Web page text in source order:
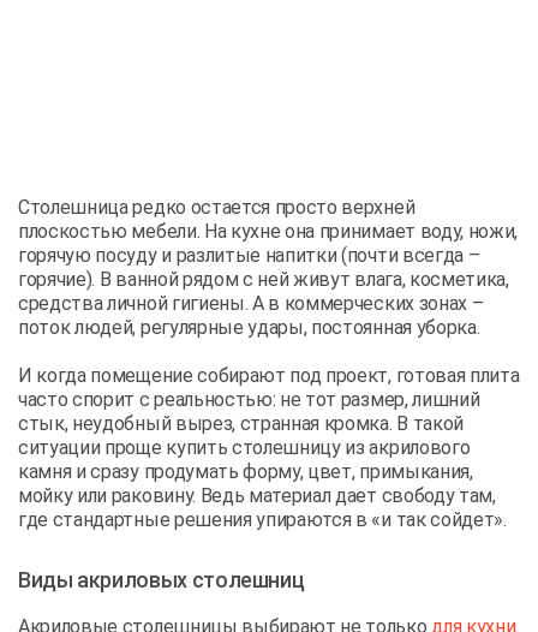
Столешница редко остается просто верхней
плоскостью мебели. На кухне она принимает воду, ножи,
горячую посуду и разлитые напитки (почти всегда –
горячие). В ванной рядом с ней живут влага, косметика,
средства личной гигиены. А в коммерческих зонах –
поток людей, регулярные удары, постоянная уборка.
И когда помещение собирают под проект, готовая плита
часто спорит с реальностью: не тот размер, лишний
стык, неудобный вырез, странная кромка. В такой
ситуации проще купить столешницу из акрилового
камня и сразу продумать форму, цвет, примыкания,
мойку или раковину. Ведь материал дает свободу там,
где стандартные решения упираются в «и так сойдет».
Виды акриловых столешниц
Акриловые столешницы выбирают не только для кухни.